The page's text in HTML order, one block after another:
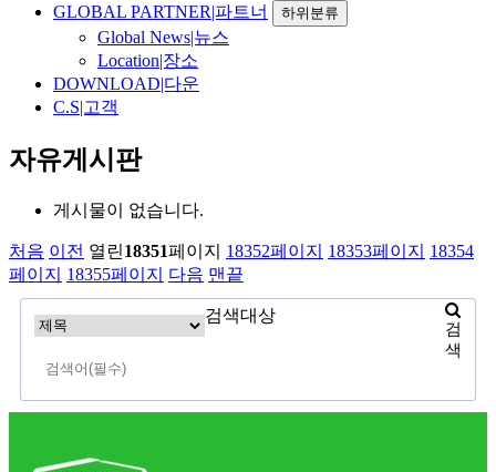
GLOBAL PARTNER|파트너
하위분류
Global News|뉴스
Location|장소
DOWNLOAD|다운
C.S|고객
자유게시판
게시물이 없습니다.
처음 이전 열린18351페이지 18352페이지 18353페이지
18354
페이지
18355페이지 다음 맨끝
검색대상
검
색